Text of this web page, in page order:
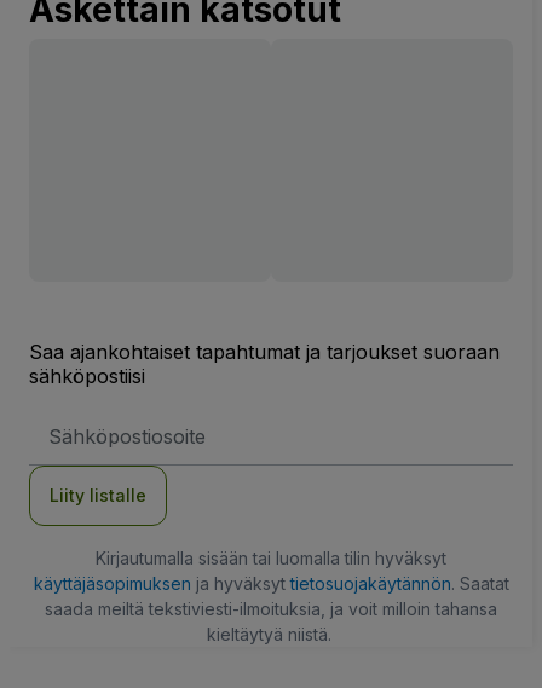
Äskettäin katsotut
Saa ajankohtaiset tapahtumat ja tarjoukset suoraan
sähköpostiisi
Liity listalle
Kirjautumalla sisään tai luomalla tilin hyväksyt
käyttäjäsopimuksen ja hyväksyttietosuojakäytännön. Saatat
saada meiltä tekstiviesti-ilmoituksia, ja voit milloin tahansa
kieltäytyä niistä.